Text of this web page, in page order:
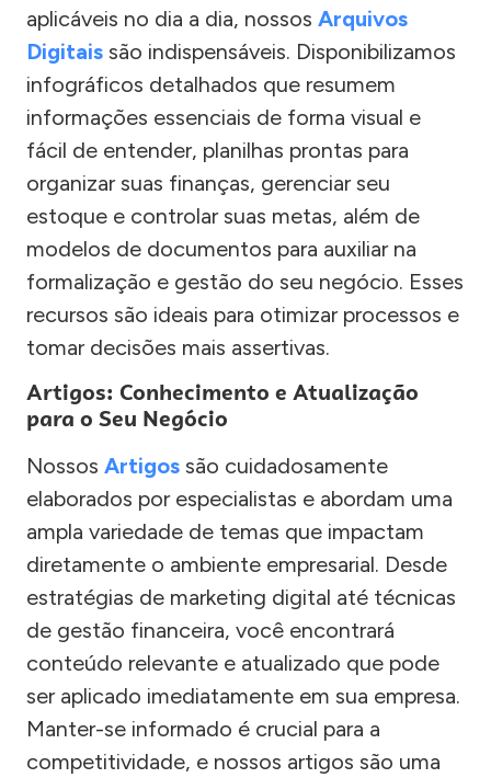
aplicáveis no dia a dia, nossos Arquivos
Digitais são indispensáveis. Disponibilizamos
infográficos detalhados que resumem
informações essenciais de forma visual e
fácil de entender, planilhas prontas para
organizar suas finanças, gerenciar seu
estoque e controlar suas metas, além de
modelos de documentos para auxiliar na
formalização e gestão do seu negócio. Esses
recursos são ideais para otimizar processos e
tomar decisões mais assertivas.
Artigos: Conhecimento e Atualização
para o Seu Negócio
Nossos Artigos são cuidadosamente
elaborados por especialistas e abordam uma
ampla variedade de temas que impactam
diretamente o ambiente empresarial. Desde
estratégias de marketing digital até técnicas
de gestão financeira, você encontrará
conteúdo relevante e atualizado que pode
ser aplicado imediatamente em sua empresa.
Manter-se informado é crucial para a
competitividade, e nossos artigos são uma